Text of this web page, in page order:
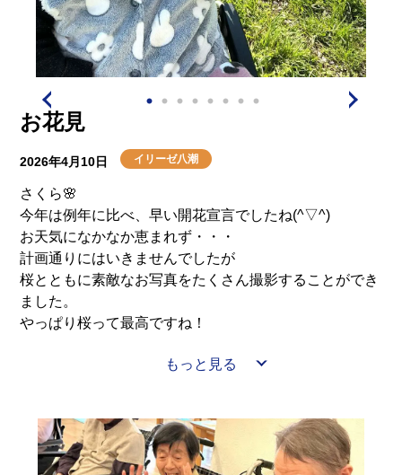
お花見
2026年4月10日 イリーゼ八潮
さくら🌸
今年は例年に比べ、早い開花宣言でしたね(^▽^)
お天気になかなか恵まれず・・・
計画通りにはいきませんでしたが
桜とともに素敵なお写真をたくさん撮影することができ
ました。
やっぱり桜って最高ですね！
もっと見る